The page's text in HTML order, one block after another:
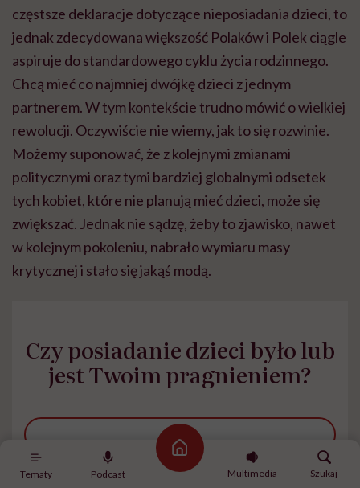
Tematy Podcast
Strona główna
Multimedia
Szukaj
częstsze deklaracje dotyczące nieposiadania dzieci, to
jednak zdecydowana większość Polaków i Polek ciągle
aspiruje do standardowego cyklu życia rodzinnego.
Chcą mieć co najmniej dwójkę dzieci z jednym
partnerem. W tym kontekście trudno mówić o wielkiej
rewolucji. Oczywiście nie wiemy, jak to się rozwinie.
Możemy suponować, że z kolejnymi zmianami
politycznymi oraz tymi bardziej globalnymi odsetek
tych kobiet, które nie planują mieć dzieci, może się
zwiększać. Jednak nie sądzę, żeby to zjawisko, nawet
w kolejnym pokoleniu, nabrało wymiaru masy
krytycznej i stało się jakąś modą.
Czy posiadanie dzieci było lub
jest Twoim pragnieniem?